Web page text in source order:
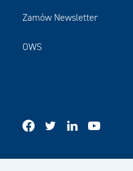
Zamów Newsletter
OWS
facebooktwitter linkedinyoutube